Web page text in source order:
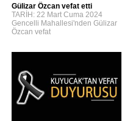
Gülizar Özcan vefat etti
TARİH: 22 Mart Cuma 2024
Gencelli Mahallesi'nden Gülizar
Özcan vefat